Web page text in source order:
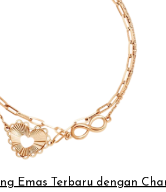
Emas Terbaru dengan